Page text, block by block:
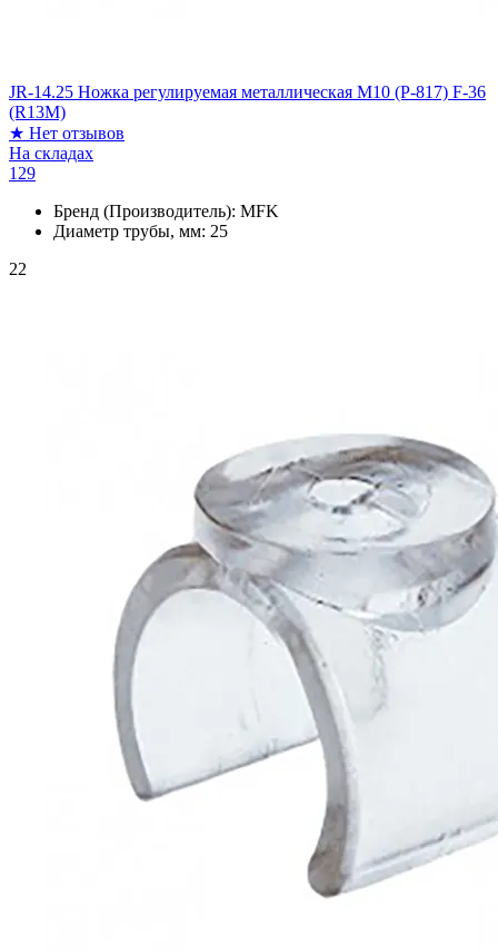
JR-14.25 Ножка регулируемая металлическая М10 (P-817) F-36
(R13M)
★ Нет отзывов
На складах
129
Бренд (Производитель): MFK
Диаметр трубы, мм: 25
22